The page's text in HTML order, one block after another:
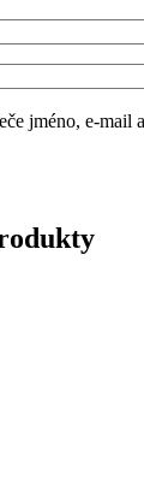
jméno, e-mail